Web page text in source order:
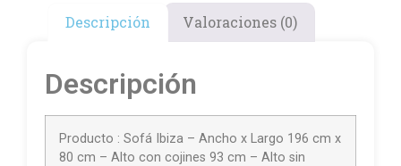
Descripción Valoraciones (0)
Descripción
Producto : Sofá Ibiza – Ancho x Largo 196 cm x
80 cm – Alto con cojines 93 cm – Alto sin